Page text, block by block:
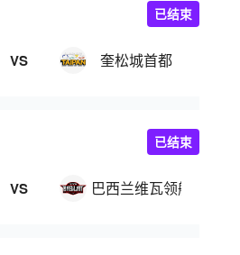
VS 奎松城首都
已结束
VS 巴西兰维瓦领航
已结束